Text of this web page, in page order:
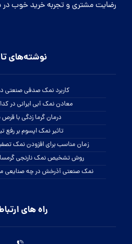
رضایت مشتری و تجربه خرید خوب
نوشته‌های
کاربرد نمک صدفی صنعتی
معادن نمک آبی ایرانی در
درمان گرما زدگی با
تاثیر نمک اپسوم بر رفع
زمان مناسب برای افزودن نمک
روش تشخیص نمک نارنجی
نمک صنعتی آذرخش در چه صنایعی
راه های